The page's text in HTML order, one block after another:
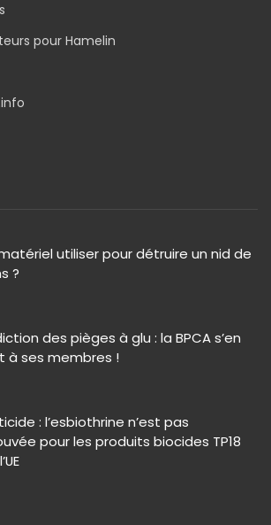
pour Hamelin
utiliser pour détruire un nid de
?
des pièges à glu : la BPCA s’en
à ses membres !
: l’esbiothrine n’est pas
pour les produits biocides TP18